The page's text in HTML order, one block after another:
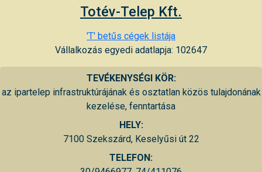
Totév-Telep Kft.
'T' betűs cégek listája
Vállalkozás egyedi adatlapja: 102647
TEVÉKENYSÉGI KÖR:
az ipartelep infrastruktúrájának és osztatlan közös tulajdonának
kezelése, fenntartása
HELY:
7100 Szekszárd, Keselyűsi út 22
TELEFON: